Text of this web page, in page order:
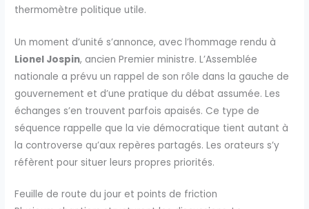
thermomètre politique utile.
Un moment d’unité s’annonce, avec l’hommage rendu à
Lionel Jospin, ancien Premier ministre. L’Assemblée
nationale a prévu un rappel de son rôle dans la gauche de
gouvernement et d’une pratique du débat assumée. Les
échanges s’en trouvent parfois apaisés. Ce type de
séquence rappelle que la vie démocratique tient autant à
la controverse qu’aux repères partagés. Les orateurs s’y
réfèrent pour situer leurs propres priorités.
Feuille de route du jour et points de friction